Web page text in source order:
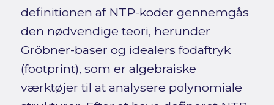
definitionen af NTP-koder gennemgås
den nødvendige teori, herunder
Gröbner-baser og idealers fodaftryk
(footprint), som er algebraiske
værktøjer til at analysere polynomiale